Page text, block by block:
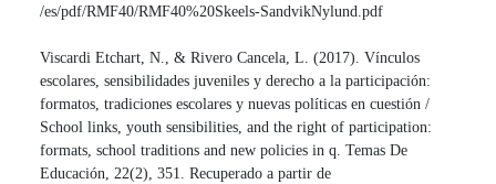
/es/pdf/RMF40/RMF40%20Skeels-SandvikNylund.pdf
Viscardi Etchart, N., & Rivero Cancela, L. (2017). Vínculos
escolares, sensibilidades juveniles y derecho a la participación:
formatos, tradiciones escolares y nuevas políticas en cuestión /
School links, youth sensibilities, and the right of participation:
formats, school traditions and new policies in q. Temas De
Educación, 22(2), 351. Recuperado a partir de